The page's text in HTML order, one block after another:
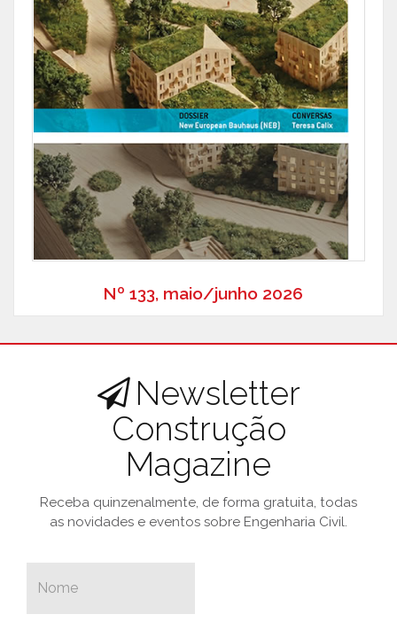
Nº 133, maio/junho 2026
Newsletter
Construção
Magazine
Receba quinzenalmente, de forma gratuita, todas
as novidades e eventos sobre Engenharia Civil.